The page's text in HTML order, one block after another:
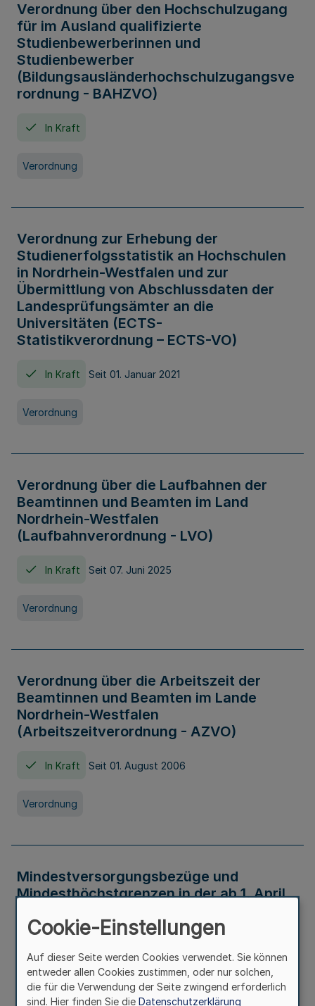
Verordnung über den Hochschulzugang
für im Ausland qualifizierte
Studienbewerberinnen und
Studienbewerber
(Bildungsausländerhochschulzugangsve
rordnung - BAHZVO)
In Kraft
Verordnung
Verordnung zur Erhebung der
Studienerfolgsstatistik an Hochschulen
in Nordrhein-Westfalen und zur
Übermittlung von Abschlussdaten der
Landesprüfungsämter an die
Universitäten (ECTS-
Statistikverordnung – ECTS-VO)
In Kraft Seit 01. Januar 2021
Verordnung
Verordnung über die Laufbahnen der
Beamtinnen und Beamten im Land
Nordrhein-Westfalen
(Laufbahnverordnung - LVO)
In Kraft Seit 07. Juni 2025
Verordnung
Verordnung über die Arbeitszeit der
Beamtinnen und Beamten im Lande
Nordrhein-Westfalen
(Arbeitszeitverordnung - AZVO)
In Kraft Seit 01. August 2006
Verordnung
Mindestversorgungsbezüge und
Mindesthöchstgrenzen in der ab 1. April
Verwaltungsvorschrift
Cookie-Einstellungen
Auf dieser Seite werden Cookies verwendet. Sie können
entweder allen Cookies zustimmen, oder nur solchen,
die für die Verwendung der Seite zwingend erforderlich
sind. Hier finden Sie die Datenschutzerklärung